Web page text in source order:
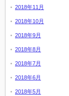
2018年11月
2018年10月
2018年9月
2018年8月
2018年7月
2018年6月
2018年5月